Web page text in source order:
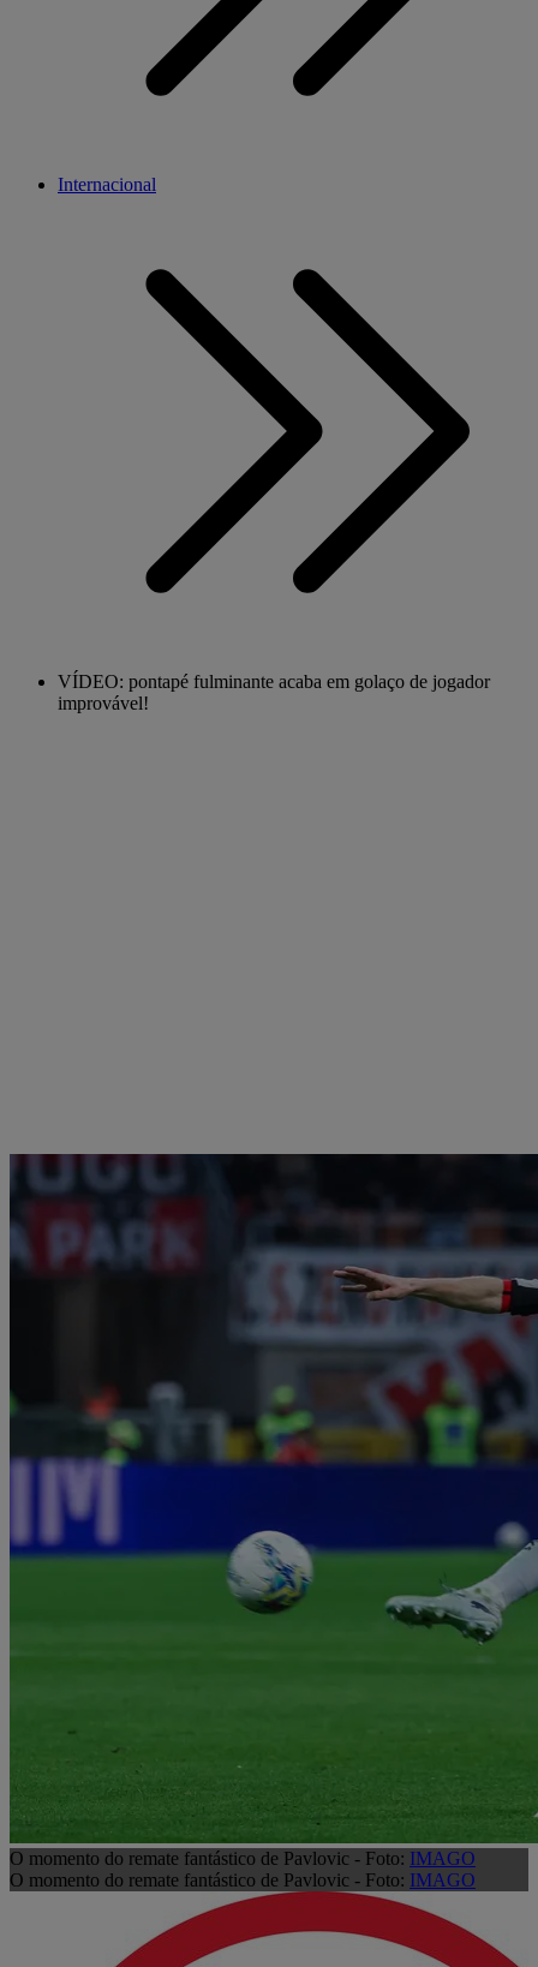
Internacional
VÍDEO: pontapé fulminante acaba em golaço de jogador
improvável!
O momento do remate fantástico de Pavlovic - Foto: IMAGO
O momento do remate fantástico de Pavlovic - Foto: IMAGO